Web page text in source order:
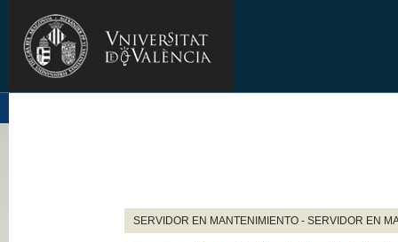
SERVIDOR EN MANTENIMIENTO - SERVIDOR EN